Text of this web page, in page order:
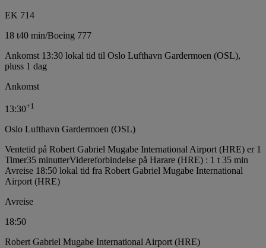
EK 714
18 t40 min/Boeing 777
Ankomst 13:30 lokal tid til Oslo Lufthavn Gardermoen (OSL),
pluss 1 dag
Ankomst
13:30+1
Oslo Lufthavn Gardermoen (OSL)
Ventetid på Robert Gabriel Mugabe International Airport (HRE) er 1
Timer35 minutterVidereforbindelse på Harare (HRE) : 1 t 35 min
Avreise 18:50 lokal tid fra Robert Gabriel Mugabe International
Airport (HRE)
Avreise
18:50
Robert Gabriel Mugabe International Airport (HRE)